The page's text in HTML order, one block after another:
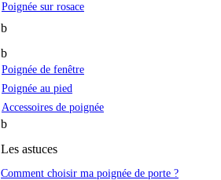
Poignée sur rosace
b
b
Poignée de fenêtre
Poignée au pied
Accessoires de poignée
b
Les astuces
Comment choisir ma poignée de porte ?